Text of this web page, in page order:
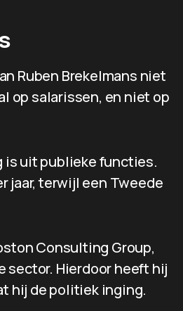
Ruben Brekelmans niet
op salarissen, en niet op
is uit publieke functies.
jaar, terwijl een Tweede
Consulting Group,
sector. Hierdoor heeft hij
hij de politiek inging.